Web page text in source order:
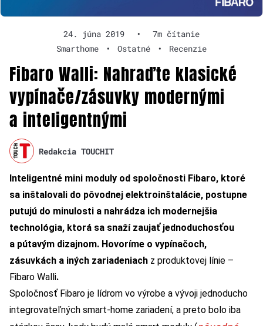
24. júna 2019 •
7m čítanie
Smarthome
• Ostatné • Recenzie
Fibaro Walli: Nahraďte klasické
vypínače/zásuvky modernými
a inteligentnými
Redakcia TOUCHIT
Inteligentné mini moduly od spoločnosti Fibaro, ktoré
sa inštalovali do pôvodnej elektroinštalácie, postupne
putujú do minulosti a nahrádza ich modernejšia
technológia, ktorá sa snaží zaujať jednoduchosťou
a pútavým dizajnom. Hovoríme o vypínačoch,
zásuvkách a iných zariadeniach z produktovej línie –
Fibaro Walli.
Spoločnosť Fibaro je lídrom vo výrobe a vývoji jednoducho
integrovateľných smart-home zariadení, a preto bolo iba